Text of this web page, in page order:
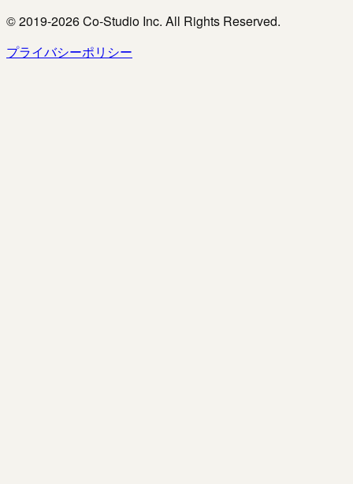
© 2019-2026Co-Studio Inc. All Rights Reserved.
プライバシーポリシー